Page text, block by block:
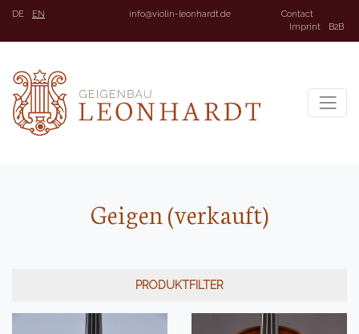
DE EN info@violin-leonhardt.de
Contact
Imprint
B2B
Geigen (verkauft)
PRODUKTFILTER